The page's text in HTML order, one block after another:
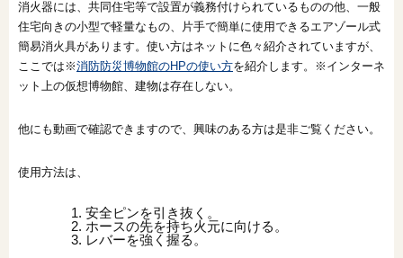
消火器には、共同住宅等で設置が義務付けられているものの他、一般
住宅向きの小型で軽量なもの、片手で簡単に使用できるエアゾール式
簡易消火具があります。使い方はネットに色々紹介されていますが、
ここでは※消防防災博物館のHPの使い方を紹介します。※インターネ
ット上の仮想博物館、建物は存在しない。
他にも動画で確認できますので、興味のある方は是非ご覧ください。
使用方法は、
安全ピンを引き抜く。
ホースの先を持ち火元に向ける。
レバーを強く握る。